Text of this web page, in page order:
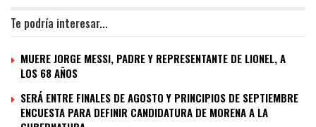
Te podría interesar...
MUERE JORGE MESSI, PADRE Y REPRESENTANTE DE LIONEL, A
LOS 68 AÑOS
SERÁ ENTRE FINALES DE AGOSTO Y PRINCIPIOS DE SEPTIEMBRE
ENCUESTA PARA DEFINIR CANDIDATURA DE MORENA A LA